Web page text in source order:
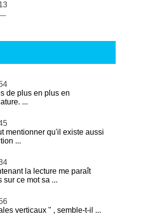
de plus en plus en
...
mentionner qu'il existe aussi
...
la lecture me paraît
sur ce mot sa ...
verticaux " , semble-t-il ...